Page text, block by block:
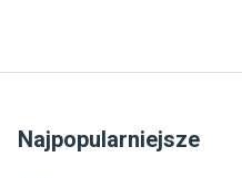
Najpopularniejsze